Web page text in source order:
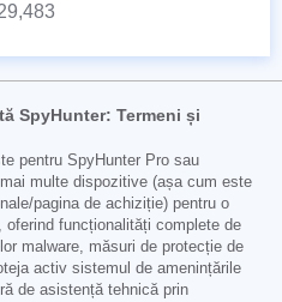
SpyHunter: Termeni și
pentru SpyHunter Pro sau
multe dispozitive (așa cum este
pagina de achiziție) pentru o
oferind funcționalități complete de
malware, măsuri de protecție de
activ sistemul de amenințările
de asistență tehnică prin